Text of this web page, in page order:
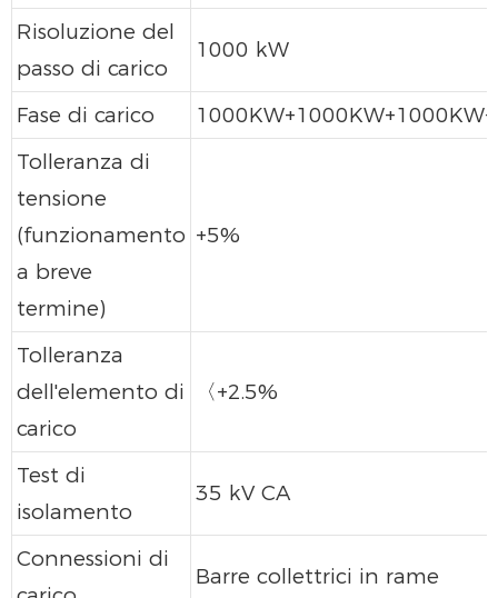
Risoluzione del
passo di carico
1000 kW
Fase di carico
Tolleranza di
tensione
(funzionamento
a breve
termine)
+5%
Tolleranza
dell'elemento di
carico
〈+2.5%
Test di
isolamento
35 kV CA
Connessioni di
Barre collettrici in rame